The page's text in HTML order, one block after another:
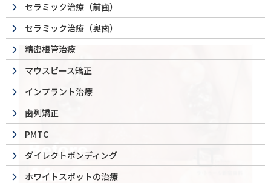
セラミック治療（前歯）
セラミック治療（奥歯）
精密根管治療
マウスピース矯正
インプラント治療
歯列矯正
PMTC
ダイレクトボンディング
ホワイトスポットの治療